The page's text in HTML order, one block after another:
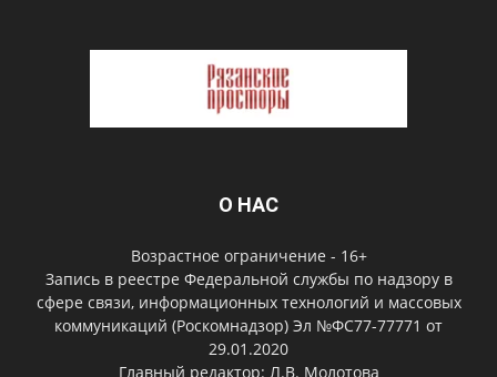
О НАС
Возрастное ограничение - 16+
Запись в реестре Федеральной службы по надзору в
сфере связи, информационных технологий и массовых
коммуникаций (Роскомнадзор) Эл №ФС77-77771 от
29.01.2020
Главный редактор: Л.В. Молотова